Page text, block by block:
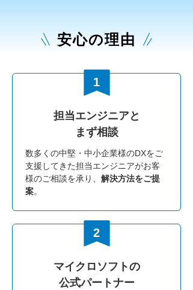
安心の理由
担当エンジニアと
まず相談
数多くの中堅・中小企業様のDXをご
支援してきた担当エンジニアがお客
様のご相談を承り、 解決方法をご提
案。
マイクロソフトの
公式パートナー